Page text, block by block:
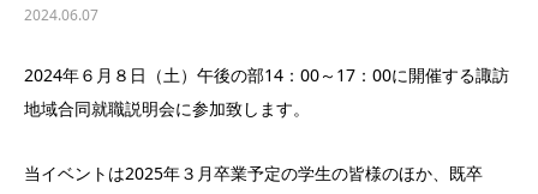
2024.06.07
2024年６月８日（土）午後の部14：00～17：00に開催する諏訪
地域合同就職説明会に参加致します。
当イベントは2025年３月卒業予定の学生の皆様のほか、既卒